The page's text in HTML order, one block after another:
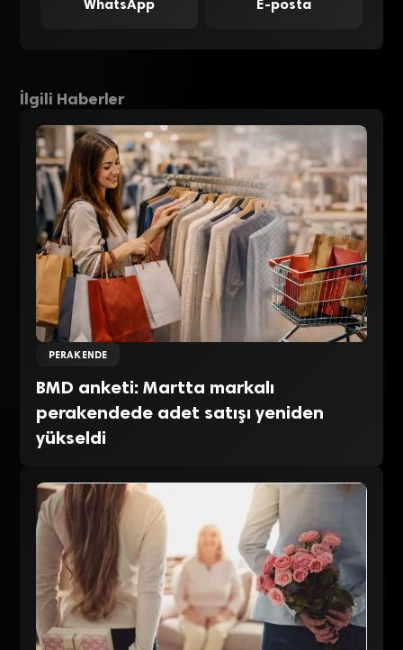
WhatsApp E-posta
İlgili Haberler
PERAKENDE
BMD anketi: Martta markalı
perakendede adet satışı yeniden
yükseldi